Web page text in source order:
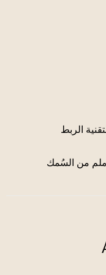
4-6 كجم/م3 وفقًا لتقنية الربط